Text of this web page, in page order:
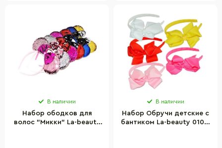
В наличии
Набор ободков для
волос "Микки" La-beauty
В наличии
Набор Обручи детские с
бантиком La-beauty 0106-